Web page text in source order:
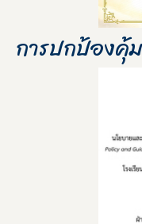
การปกป้องคุ้